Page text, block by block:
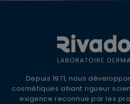
OFFRE DE BIENVENUE
10% DE REMISE +
LIVRAISON
Inscrivez-vous à la
pour recevoir nos
actualités et offres
Depuis 1971, nous
cosmétiques alliant rigueur
exigence reconnue par les